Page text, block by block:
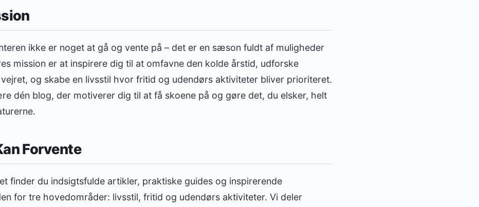
ikke er noget at gå og vente på – det er en sæson fuldt af muligheder
mission er at inspirere dig til at omfavne den kolde årstid, udforske
vejret, og skabe en livsstil hvor fritid og udendørs aktiviteter bliver prioriteret.
dén blog, der motiverer dig til at få skoene på og gøre det, du elsker, helt
Forvente
finder du indsigtsfulde artikler, praktiske guides og inspirerende
for tre hovedområder: livsstil, fritid og udendørs aktiviteter. Vi deler